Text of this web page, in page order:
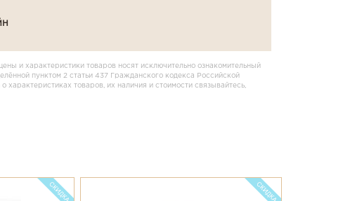
и характеристики товаров носят исключительно ознакомительный
пунктом 2 статьи 437 Гражданского кодекса Российской
товаров, их наличия и стоимости связывайтесь,